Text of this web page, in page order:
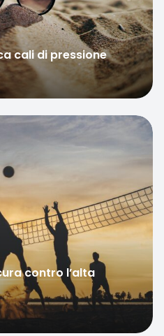
cali di pressione
contro l’alta